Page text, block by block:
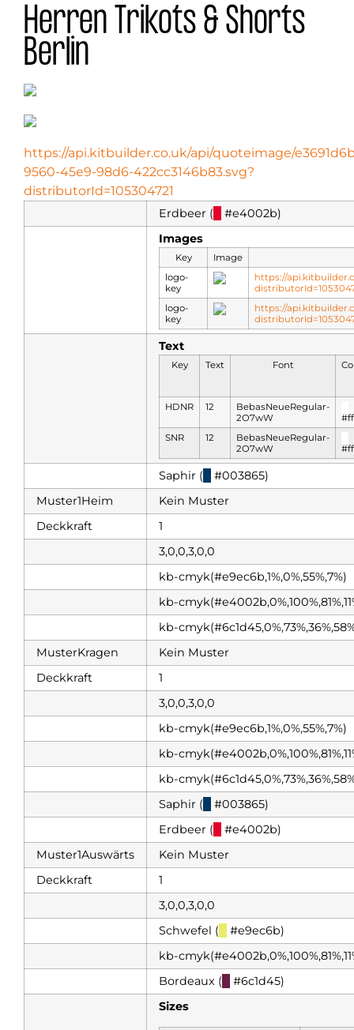
Herren Trikots & Shorts
Berlin
https://api.kitbuilder.co.uk/api/quoteimage/
9560-45e9-98d6-422cc3146b83.svg?
distributorId=105304721
Erdbeer (
#e4002b)
Images
Key
Image
logo-
key
https://
logo-
key
https://
Text
Key Text Font
HDNR 12
BebasNeueRegular-
2O7wW
SNR
12
BebasNeueRegular-
2O7wW
Saphir (
#003865)
Muster1Heim
Kein Muster
Deckkraft
1
3,0,0,3,0,0
kb-cmyk(#e9ec6b,1%,0%,55%,7%)
kb-
kb-
MusterKragen
Kein Muster
Deckkraft
1
3,0,0,3,0,0
kb-cmyk(#e9ec6b,1%,0%,55%,7%)
kb-
kb-
Saphir (
#003865)
Erdbeer (
#e4002b)
Muster1Auswärts
Kein Muster
Deckkraft
1
3,0,0,3,0,0
Schwefel (
#e9ec6b)
kb-
Bordeaux (
#6c1d45)
Sizes